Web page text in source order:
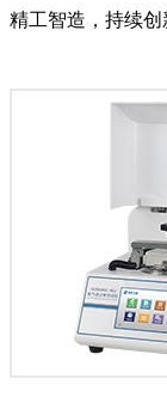
精工智造，持续